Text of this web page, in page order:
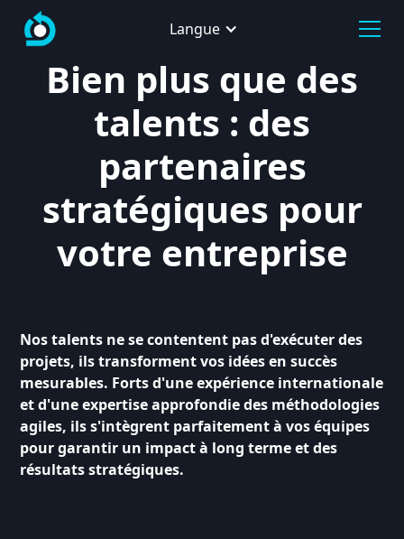
Langue
Bien plus que des
talents : des
partenaires
stratégiques pour
votre entreprise
Nos talents ne se contentent pas d'exécuter des
projets, ils transforment vos idées en succès
mesurables. Forts d'une expérience internationale
et d'une expertise approfondie des méthodologies
agiles, ils s'intègrent parfaitement à vos équipes
pour garantir un impact à long terme et des
résultats stratégiques.